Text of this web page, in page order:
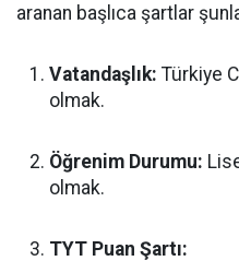
aranan başlıca şartlar
Vatandaşlık: Türkiye
olmak.
Öğrenim Durumu:
olmak.
TYT Puan Şartı: